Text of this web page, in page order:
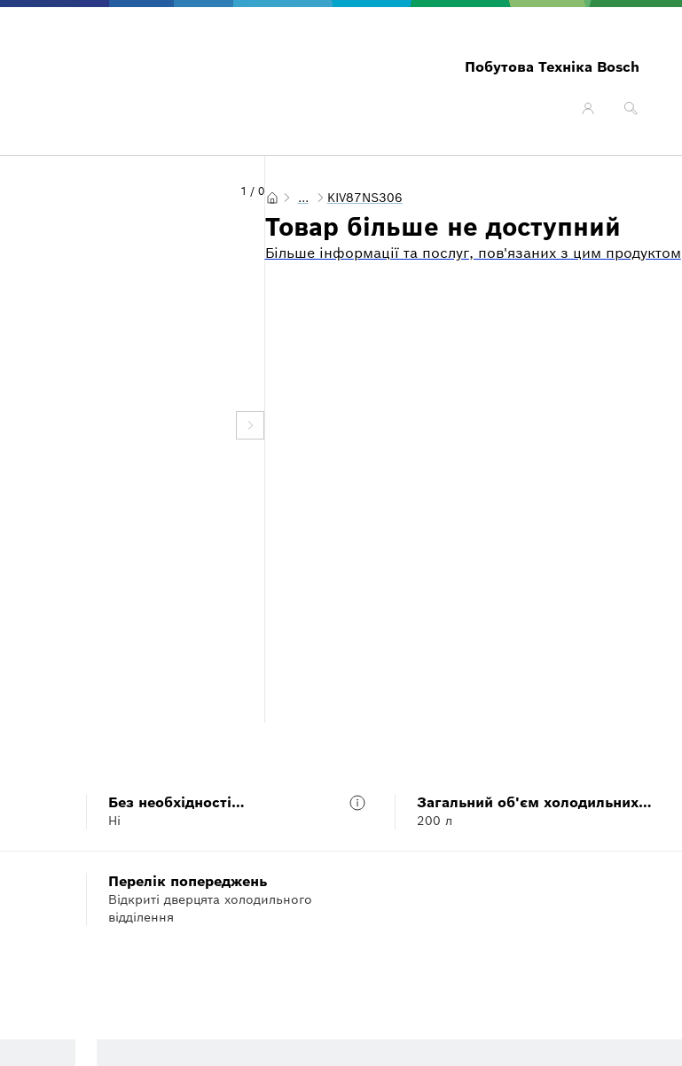
Побутова Техніка Bosch
1 / 0 ... KIV87NS306
Товар більше не доступний
Більше інформації та послуг, пов'язаних з цим продуктом
Без необхідності
розморожування
Ні
Загальний об'єм холодильних
відділів
200 л
Перелік попереджень
Відкриті дверцята холодильного
відділення